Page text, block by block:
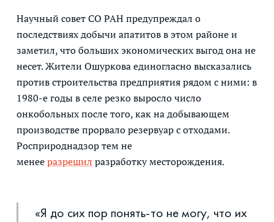
Научный совет СО РАН предупреждал о
последствиях добычи апатитов в этом районе и
заметил, что больших экономических выгод она не
несет. Жители Ошуркова единогласно высказались
против строительства предприятия рядом с ними: в
1980-е годы в селе резко выросло число
онкобольных после того, как на добывающем
производстве прорвало резервуар с отходами.
Росприроднадзор тем не
менееразрешил разработку месторождения.
«Я до сих пор понять-то не могу, что их